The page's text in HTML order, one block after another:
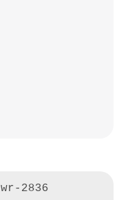
wr-2836